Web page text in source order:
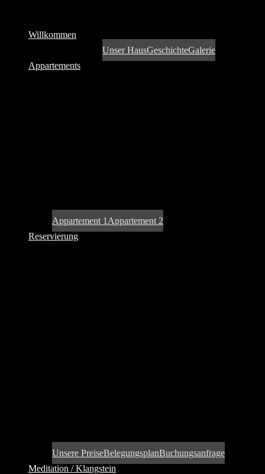
Willkommen
Unser HausGeschichteGalerie
Appartements
Appartement 1 Appartement 2
Reservierung
Unsere PreiseBelegungsplanBuchungsanfrage
Meditation / Klangstein